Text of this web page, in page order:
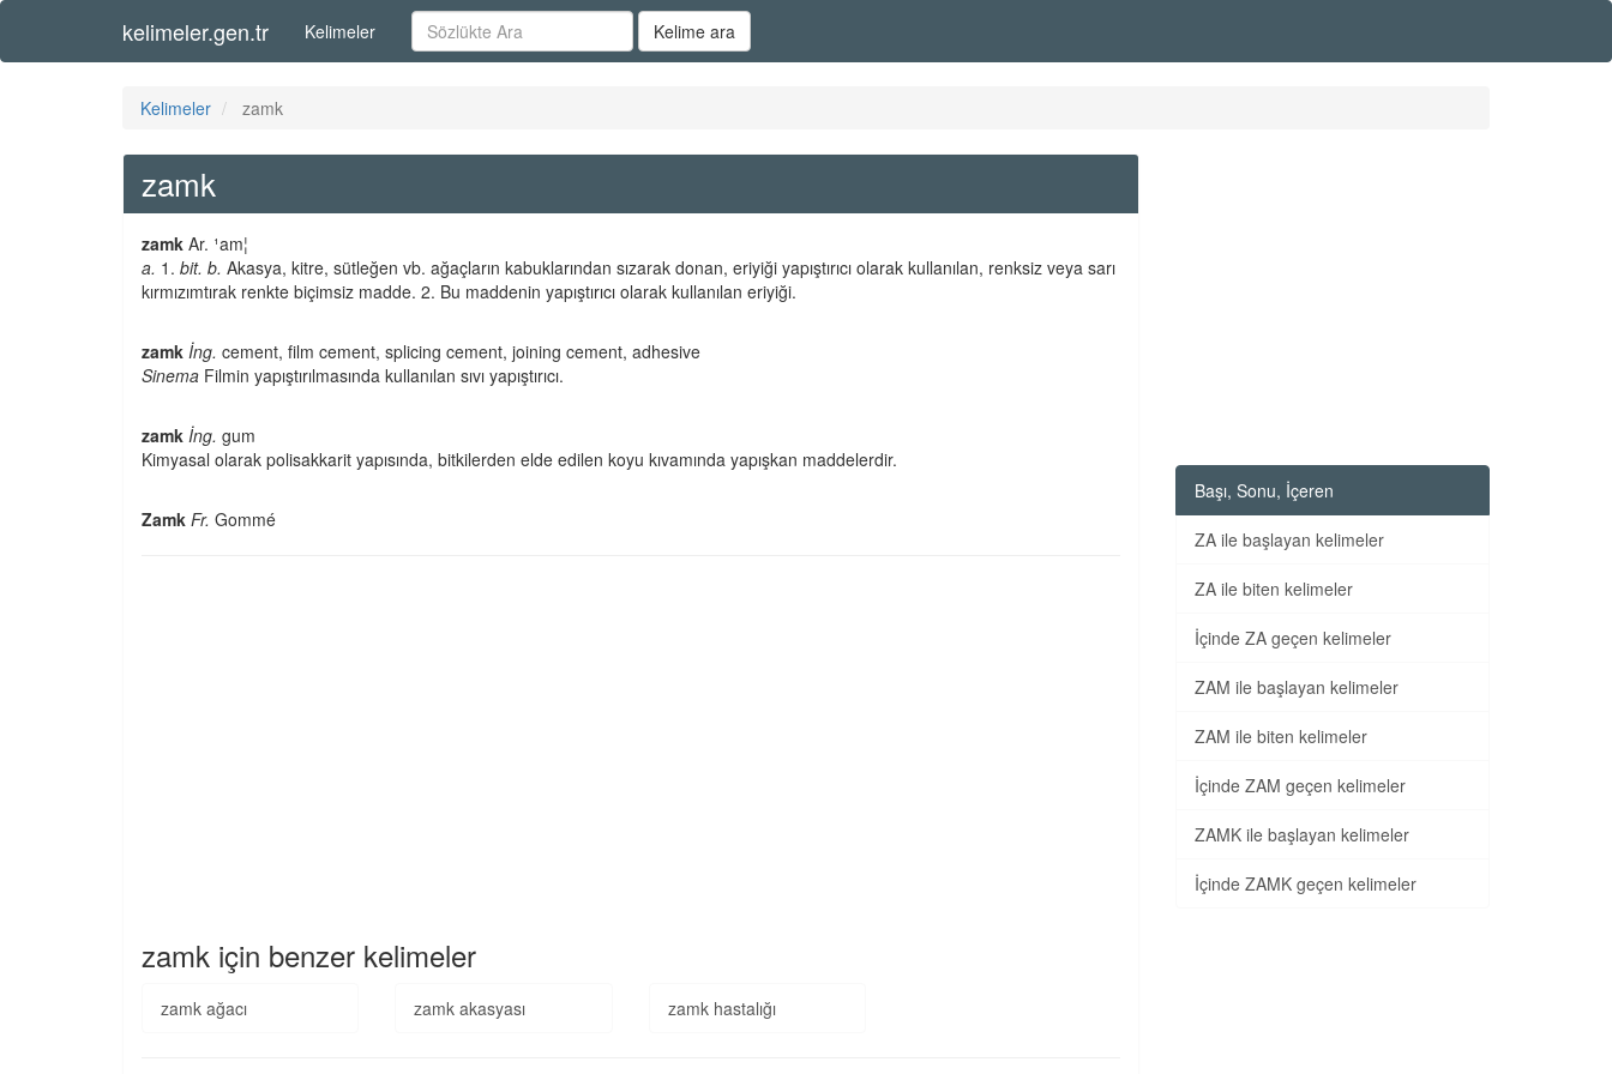
kelimeler.gen.tr Kelimeler Kelime ara
Kelimeler zamk
zamk
zamk Ar. ¹am¦
a. 1. bit. b. Akasya, kitre, sütleğen vb. ağaçların kabuklarından sızarak donan, eriyiği yapıştırıcı olarak kullanılan, renksiz veya sarı
kırmızımtırak renkte biçimsiz madde. 2. Bu maddenin yapıştırıcı olarak kullanılan eriyiği.
zamk İng. cement, film cement, splicing cement, joining cement, adhesive
Sinema Filmin yapıştırılmasında kullanılan sıvı yapıştırıcı.
zamk İng. gum
Kimyasal olarak polisakkarit yapısında, bitkilerden elde edilen koyu kıvamında yapışkan maddelerdir.
Zamk Fr. Gommé
zamk için benzer kelimeler
zamk ağacı zamk akasyası zamk hastalığı
Başı, Sonu, İçeren
ZA ile başlayan kelimeler
ZA ile biten kelimeler
İçinde ZA geçen kelimeler
ZAM ile başlayan kelimeler
ZAM ile biten kelimeler
İçinde ZAM geçen kelimeler
ZAMK ile başlayan kelimeler
İçinde ZAMK geçen kelimeler